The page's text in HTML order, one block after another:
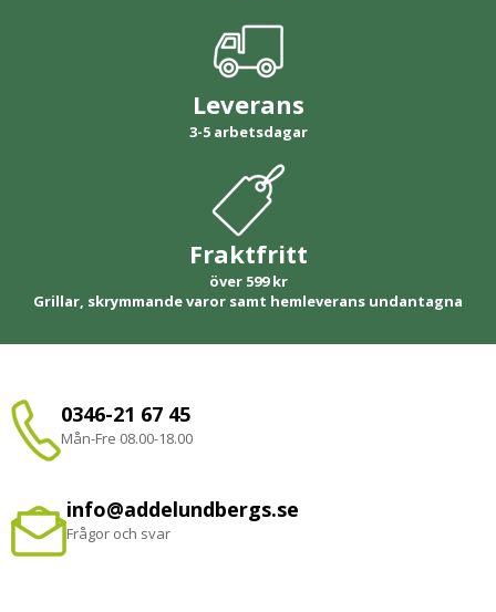
Leverans
3-5 arbetsdagar
Fraktfritt
över 599 kr
Grillar, skrymmande varor samt hemleverans undantagna
0346-21 67 45
Mån-Fre 08.00-18.00
info@addelundbergs.se
Frågor och svar